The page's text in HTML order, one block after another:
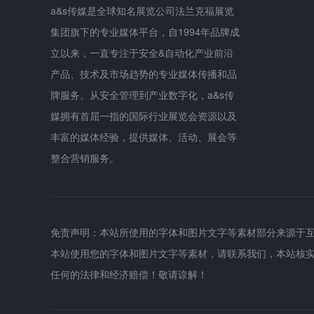
a&s传媒是全球知名展览公司法兰克福展览
集团旗下的专业媒体平台，自1994年品牌成
立以来，一直专注于安全&自动化产业前沿
产品、技术及市场趋势的专业媒体传播和品
牌服务。从安全管理到产业数字化，a&s传
媒拥有首屈一指的国际行业展览会资源以及
丰富的媒体经验，提供媒体、活动、展会等
整合营销服务。
免责声明：本站所使用的字体和图片文字等素材部分来源
本站使用您的字体和图片文字等素材，请联系我们，本站
任何的法律和经济赔偿！敬请谅解！